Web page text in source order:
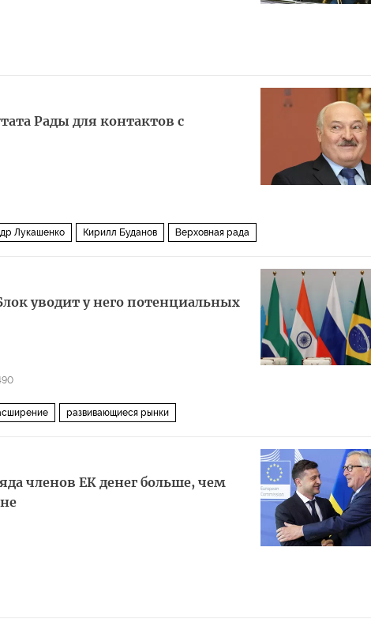
Рады для контактов с
Лукашенко Кирилл Буданов Верховная рада
уводит у него потенциальных
развивающиеся рынки
членов ЕК денег больше, чем